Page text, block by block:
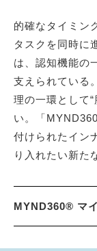
的確なタイミン
タスクを同時に
は、認知機能の
支えられている
理の一環として
い。「
付けられたイン
り入れたい新た
MYND360® マ